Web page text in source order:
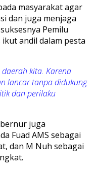
masyarakat agar
dan juga menjaga
Pemilu
andil dalam pesta
kita. Karena
lancar tanpa didukung
dan perilaku
juga
Fuad AMS sebagai
dan M Nuh sebagai